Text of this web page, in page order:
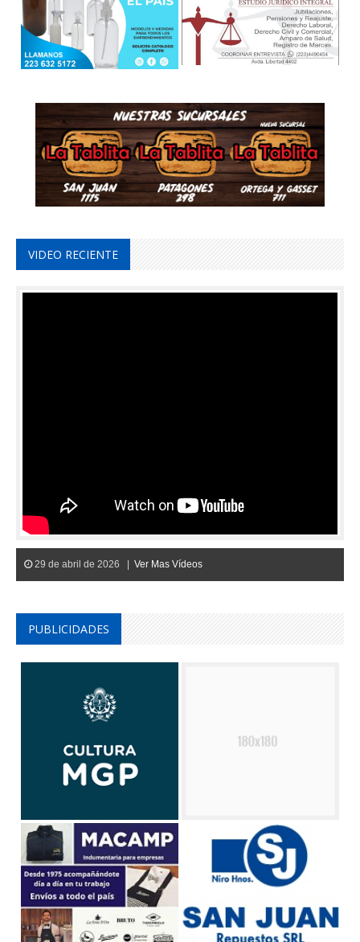
VIDEO RECIENTE
29 de abril de 2026 | Ver Mas Vídeos
PUBLICIDADES